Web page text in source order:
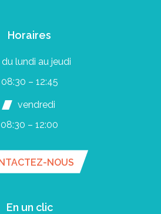
Horaires
du lundi au jeudi
08:30 – 12:45
vendredi
08:30 – 12:00
NOUS
En un clic